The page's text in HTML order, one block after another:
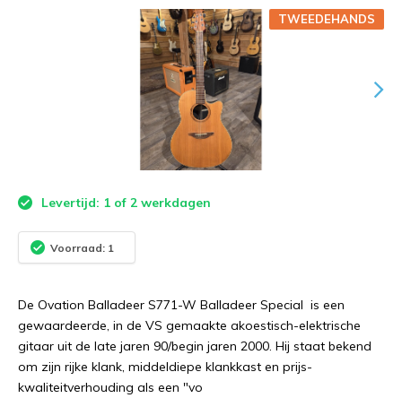
TWEEDEHANDS
Levertijd: 1 of 2 werkdagen
Voorraad: 1
De Ovation Balladeer S771-W Balladeer Special is een
gewaardeerde, in de VS gemaakte akoestisch-elektrische
gitaar uit de late jaren 90/begin jaren 2000. Hij staat bekend
om zijn rijke klank, middeldiepe klankkast en prijs-
kwaliteitverhouding als een "vo